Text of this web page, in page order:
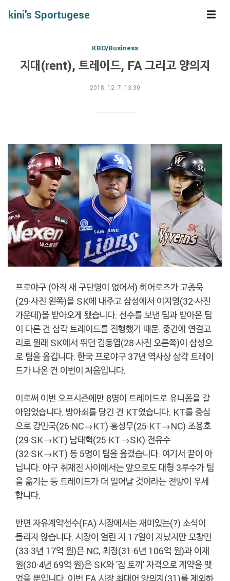
kini's Sportugese
KBO/Business
지대(rent), 트레이드, FA 그리고 양의지
2018. 12. 7. 13:30
프로야구 (아직 새 구단명이 없어서) 히어로즈가 고종욱
(29·사진 왼쪽)을 SK에 내주고 삼성에서 이지영(32·사진
가운데)을 받아오게 됐습니다. 선수를 보낸 팀과 받아온 팀
이 다른 건 삼각 트레이드를 진행했기 때문. 중간에 연결고
리로 원래 SK에서 뛰던 김동엽(28·사진 오른쪽)이 삼성으
로 팀을 옮깁니다. 한국 프로야구 37년 역사상 삼각 트레이
드가 나온 건 이번이 처음입니다.
이로써 이번 오프시즌에만 8명이 트레이드로 유니폼을 갈
아입었습니다. 방아쇠를 당긴 건 KT였습니다. KT를 중심
으로 강민국(26·NC→KT) 홍성무(25·KT→NC) 조용호
(29·SK→KT) 남태혁(25·KT→SK) 전유수
(32·SK→KT) 등 5명이 팀을 옮겼습니다. 여기서 끝이 아
닙니다. 야구 취재진 사이에서는 앞으로도 대형 3루수가 팀
을 옮기는 등 트레이드가 더 일어날 것이라는 전망이 우세
합니다.
반면 자유계약선수(FA) 시장에서는 재미있는(?) 소식이
들리지 않습니다. 시장이 열린 지 17일이 지났지만 모창민
(33·3년 17억 원)은 NC, 최정(31·6년 106억 원)과 이재
원(30·4년 69억 원)은 SK와 '집 토끼' 자격으로 계약을 맺
었을 뿐입니다. 이번 FA 시장 최대어 양의지(31)를 제외하